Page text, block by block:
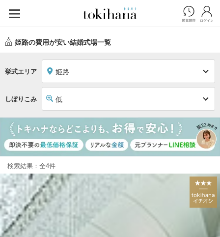
姫路の費用が安い結婚式場一覧
挙式エリア 姫路
しぼりこみ 低
検索結果：全4件